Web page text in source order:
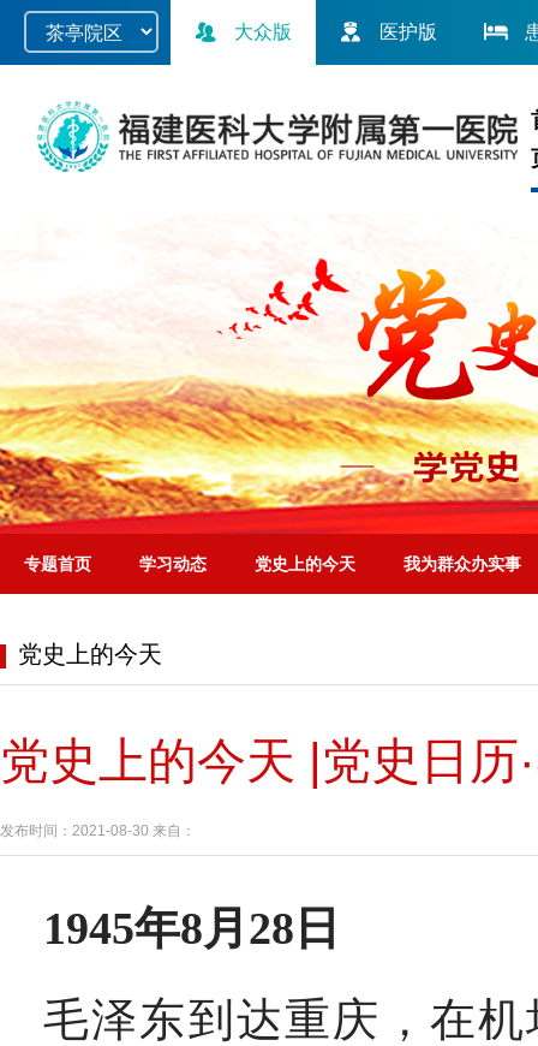
大众版 医护版
专题首页 学习动态 党史上的今天 我为群众办实事
党史上的今天
党史上的今天 |党史日历
发布时间：2021-08-30 来自：
1945年8月28日
毛泽东到达重庆，在